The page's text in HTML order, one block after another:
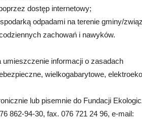
dostęp internetowy;
odpadami na terenie gminy/
zachowań i nawyków.
informacji o zasadach
wielkogabarytowe,
lub pisemnie do Fundacji
862-94-30, fax. 076 721 24 96, e-mail: